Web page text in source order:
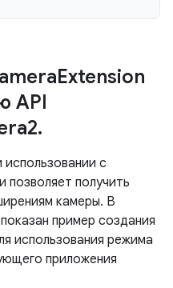
Extension
API
.
с
получить
камеры. В
пример создания
использования режима
приложения